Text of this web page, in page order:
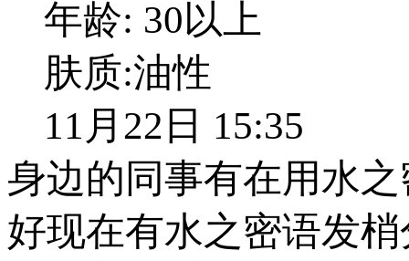
年龄: 30以上
肤质:油性
11月22日 15:35
身边的同事有在用水
好现在有水之密语发